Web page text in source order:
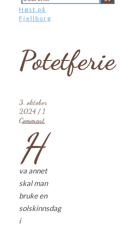
Høst på
Fjellborg
Potetferie
3. oktober
2024 / 1
Comment
H
va annet
skal man
bruke en
solskinnsdag
i